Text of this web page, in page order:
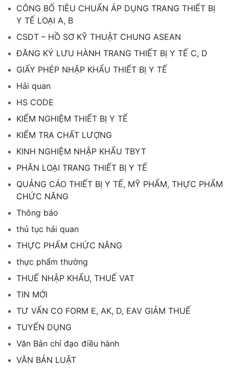
CÔNG BỐ TIÊU CHUẨN ÁP DỤNG TRANG THIẾT BỊ
Y TẾ LOẠI A, B
CSDT – HỒ SƠ KỸ THUẬT CHUNG ASEAN
ĐĂNG KÝ LƯU HÀNH TRANG THIẾT BỊ Y TẾ C, D
GIẤY PHÉP NHẬP KHẨU THIẾT BỊ Y TẾ
Hải quan
HS CODE
KIỂM NGHIỆM THIẾT BỊ Y TẾ
KIỂM TRA CHẤT LƯỢNG
KINH NGHIỆM NHẬP KHẨU TBYT
PHÂN LOẠI TRANG THIẾT BỊ Y TẾ
QUẢNG CÁO THIẾT BỊ Y TẾ, MỸ PHẨM, THỰC PHẨM
CHỨC NĂNG
Thông báo
thủ tục hải quan
THỰC PHẨM CHỨC NĂNG
thực phẩm thường
THUẾ NHẬP KHẨU, THUẾ VAT
TIN MỚI
TƯ VẤN CO FORM E, AK, D, EAV GIẢM THUẾ
TUYỂN DỤNG
Văn Bản chỉ đạo điều hành
VĂN BẢN LUẬT